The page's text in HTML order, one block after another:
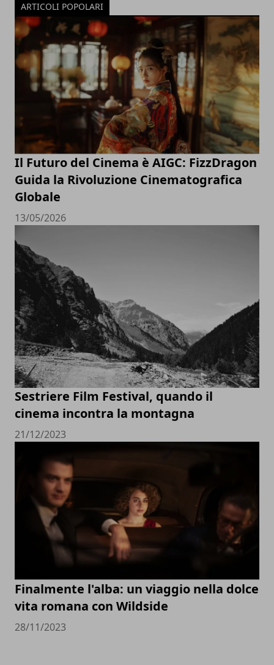
ARTICOLI POPOLARI
Il Futuro del Cinema è AIGC: FizzDragon
Guida la Rivoluzione Cinematografica
Globale
13/05/2026
Sestriere Film Festival, quando il
cinema incontra la montagna
21/12/2023
Finalmente l'alba: un viaggio nella dolce
vita romana con Wildside
28/11/2023